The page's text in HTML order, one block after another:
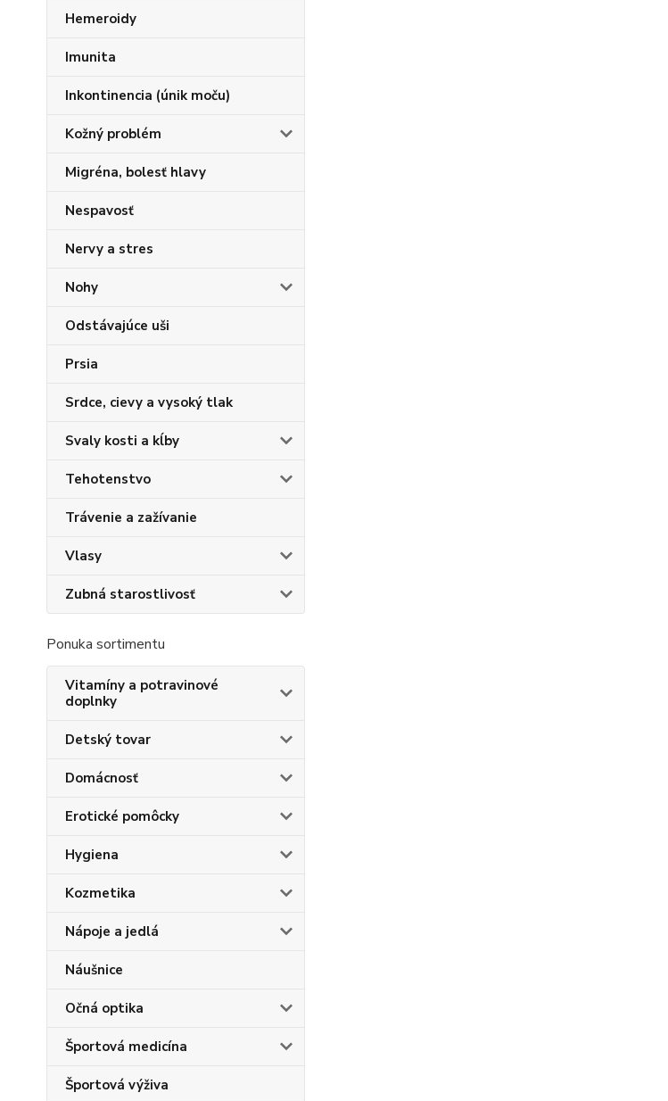
Hemeroidy
Imunita
Inkontinencia (únik moču)
Kožný problém
Migréna, bolesť hlavy
Nespavosť
Nervy a stres
Nohy
Odstávajúce uši
Prsia
Srdce, cievy a vysoký tlak
Svaly kosti a kĺby
Tehotenstvo
Trávenie a zažívanie
Vlasy
Zubná starostlivosť
Ponuka sortimentu
Vitamíny a potravinové
doplnky
Detský tovar
Domácnosť
Erotické pomôcky
Hygiena
Kozmetika
Nápoje a jedlá
Náušnice
Očná optika
Športová medicína
Športová výživa